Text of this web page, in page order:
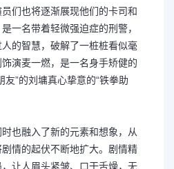
们也将逐渐展现他们的卡司和
一名带着轻微强迫症的刑警，
的智慧，破解了一桩桩看似毫
演麦一燃，是一名身手矫健的
友”的刘墉真心挚意的“铁拳助
也融入了新的元素和想象，从
情的起伏不断地扩大。剧情精
让人眉头紧皱、口干舌燥，无